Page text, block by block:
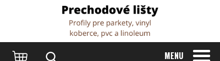
MENU
Dvere Podlahy